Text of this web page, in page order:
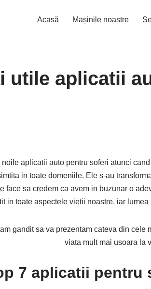
Acasă Mașinile noastre
utile aplicatii
aplicatii auto pentru soferi atunci
in toate domeniile. Ele s-au
face sa credem ca avem in buzunar o
in toate aspectele vietii noastre, iar
gandit sa va prezentam cateva din
viata mult mai usoara la
7 aplicatii pentru